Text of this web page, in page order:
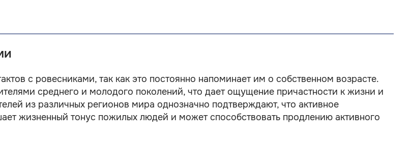
с ровесниками, так как это постоянно напоминает им о собственном возрасте.
среднего и молодого поколений, что дает ощущение причастности к жизни и
из различных регионов мира однозначно подтверждают, что активное
жизненный тонус пожилых людей и может способствовать продлению активного